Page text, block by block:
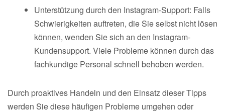
Unterstützung durch den Instagram-Support: Falls
Schwierigkeiten auftreten, die Sie selbst nicht lösen
können, wenden Sie sich an den Instagram-
Kundensupport. Viele Probleme können durch das
fachkundige Personal schnell behoben werden.
Durch proaktives Handeln und den Einsatz dieser Tipps
werden Sie diese häufigen Probleme umgehen oder